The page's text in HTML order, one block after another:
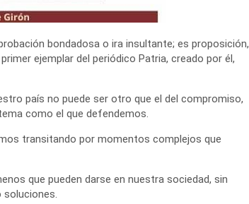
bondadosa o ira insultante; es proposición,
ejemplar del periódico Patria, creado por él,
país no puede ser otro que el del compromiso,
como el que defendemos.
transitando por momentos complejos que
que pueden darse en nuestra sociedad, sin
soluciones.